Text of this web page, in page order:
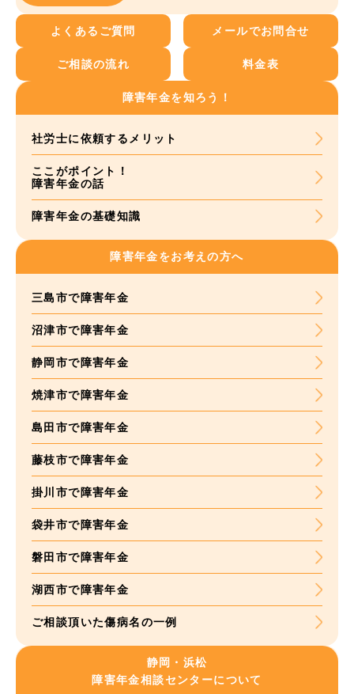
よくあるご質問 メールでお問合せ
ご相談の流れ 料金表
障害年金を知ろう！
社労士に依頼するメリット
ここがポイント！
障害年金の話
障害年金の基礎知識
障害年金をお考えの方へ
三島市で障害年金
沼津市で障害年金
静岡市で障害年金
焼津市で障害年金
島田市で障害年金
藤枝市で障害年金
掛川市で障害年金
袋井市で障害年金
磐田市で障害年金
湖西市で障害年金
ご相談頂いた傷病名の一例
静岡・浜松
障害年金相談センターについて